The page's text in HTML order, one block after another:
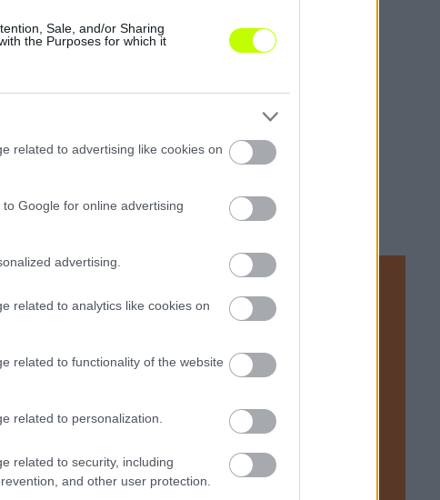
Sale, and/or Sharing
the Purposes for which it
related to advertising like cookies on
Google for online advertising
advertising.
related to analytics like cookies on
related to functionality of the website
related to personalization.
related to security, including
and other user protection.
Új platformon érhető el Kerkez Milos
egyre […]